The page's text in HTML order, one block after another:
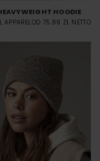
HOODIE
APPARELOD 75.89 ZŁ NETTO